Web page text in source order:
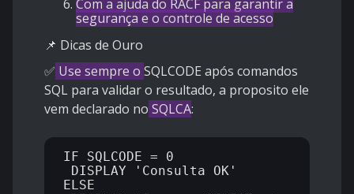
Com a ajuda do RACF para garantir a
segurança e o controle de acesso
📌 Dicas de Ouro
✅ Use sempre o SQLCODE após comandos
SQL para validar o resultado, a proposito ele
vem declarado no SQLCA:
IF SQLCODE = 0
ELSE